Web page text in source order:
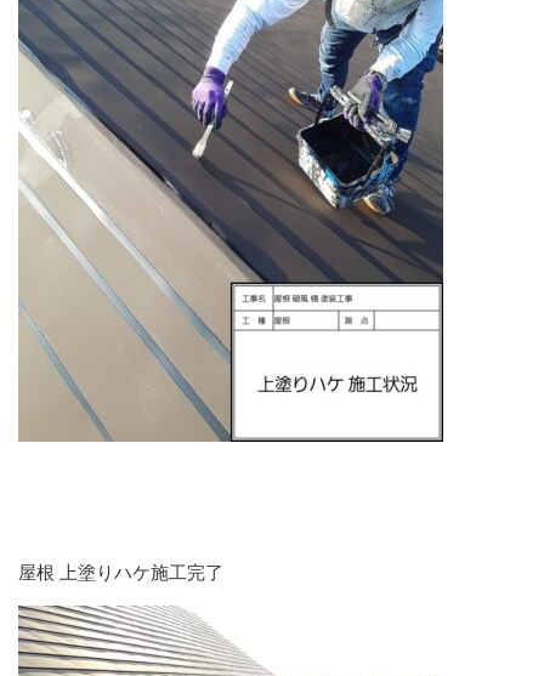
屋根 上塗りハケ施工完了